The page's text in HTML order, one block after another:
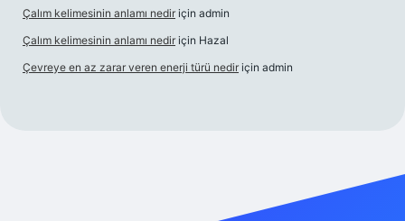
Çalım kelimesinin anlamı nedir için admin
Çalım kelimesinin anlamı nedir için Hazal
Çevreye en az zarar veren enerji türü nedir için admin